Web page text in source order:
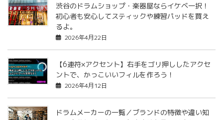
渋谷のドラムショップ・楽器屋ならイケベ一択！
初心者も安心してスティックや練習パッドを買え
るよ。
2026年4月22日
【6連符×アクセント】右手をゴリ押ししたアクセ
ントで、かっこいいフィルを作ろう！
2026年4月12日
ドラムメーカーの一覧／ブランドの特徴や違い知